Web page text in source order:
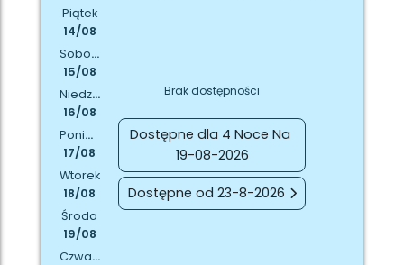
Piątek
14/08
Sobota
15/08
Niedziela
16/08
Poniedziałek
17/08
Wtorek
18/08
Środa
19/08
Czwartek
Brak dostępności
Dostępne dla 4 Noce Na
19-08-2026
Dostępne od 23-8-2026